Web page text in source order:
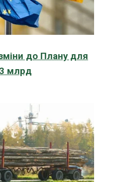
до Плану для
млрд